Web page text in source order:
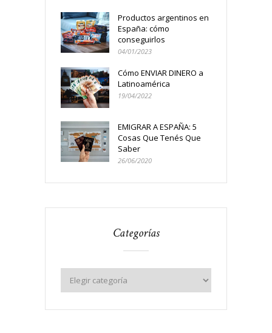
Productos argentinos en
España: cómo
conseguirlos
04/01/2023
Cómo ENVIAR DINERO a
Latinoamérica
19/04/2022
EMIGRAR A ESPAÑA: 5
Cosas Que Tenés Que
Saber
26/06/2020
Categorías